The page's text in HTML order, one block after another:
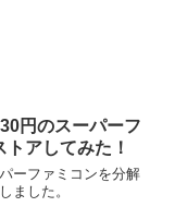
円のスーパーフ
トアしてみた！
ーファミコンを分解
ました。